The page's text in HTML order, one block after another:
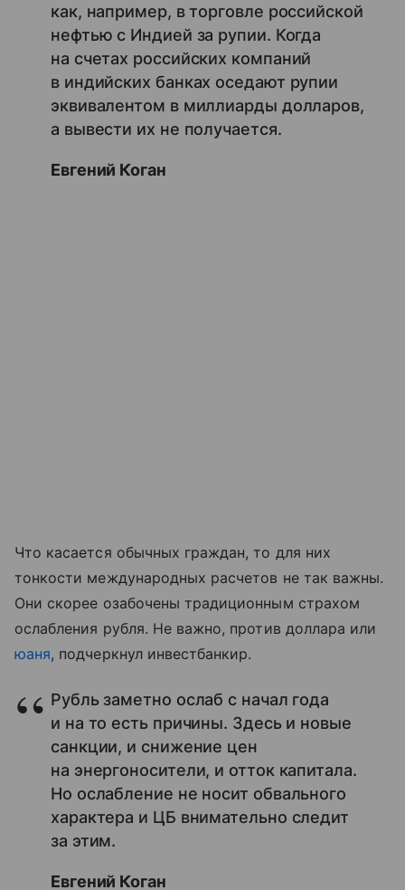
как, например, в торговле российской
нефтью с Индией за рупии. Когда
на счетах российских компаний
в индийских банках оседают рупии
эквивалентом в миллиарды долларов,
а вывести их не получается.
Евгений Коган
Что касается обычных граждан, то для них
тонкости международных расчетов не так важны.
Они скорее озабочены традиционным страхом
ослабления рубля. Не важно, против доллара или
юаня, подчеркнул инвестбанкир.
Рубль заметно ослаб с начал года
и на то есть причины. Здесь и новые
санкции, и снижение цен
на энергоносители, и отток капитала.
Но ослабление не носит обвального
характера и ЦБ внимательно следит
за этим.
Евгений Коган